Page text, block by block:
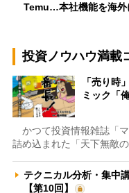
Temu…本社機能を海
投資ノウハウ満載
「売り時
ミック「
かつて投資情報雑誌「
詰め込まれた「天下無敵
テクニカル分析・集中
【第10回】